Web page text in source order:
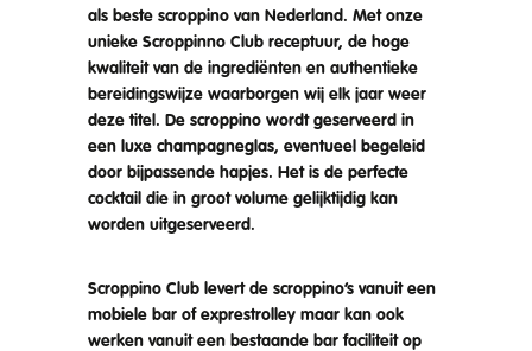
als beste scroppino van Nederland. Met onze
unieke Scroppinno Club receptuur, de hoge
kwaliteit van de ingrediënten en authentieke
bereidingswijze waarborgen wij elk jaar weer
deze titel. De scroppino wordt geserveerd in
een luxe champagneglas, eventueel begeleid
door bijpassende hapjes. Het is de perfecte
cocktail die in groot volume gelijktijdig kan
worden uitgeserveerd.
Scroppino Club levert de scroppino’s vanuit een
mobiele bar of exprestrolley maar kan ook
werken vanuit een bestaande bar faciliteit op